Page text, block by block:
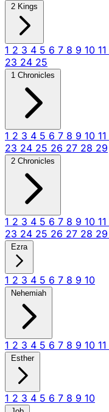
2 Kings
1 2 3 4 5 6 7 8 9 10 11
23 24 25
1 Chronicles
1 2 3 4 5 6 7 8 9 10 11
23 24 25 26 27 28 29
2 Chronicles
1 2 3 4 5 6 7 8 9 10 11
23 24 25 26 27 28 29
Ezra
1 2 3 4 5 6 7 8 9 10
Nehemiah
1 2 3 4 5 6 7 8 9 10 11
Esther
1 2 3 4 5 6 7 8 9 10